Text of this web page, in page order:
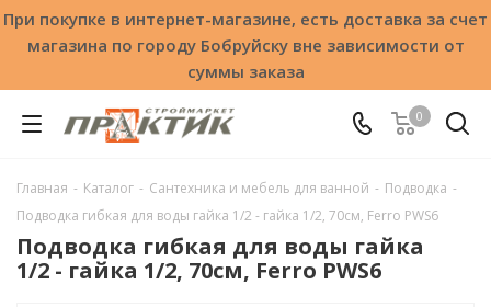
При покупке в интернет-магазине, есть доставка за счет
магазина по городу Бобруйску вне зависимости от
суммы заказа
0
Главная - Каталог - Сантехника и мебель для ванной - Подводка -
Подводка гибкая для воды гайка 1/2 - гайка 1/2, 70см, Ferro PWS6
Подводка гибкая для воды гайка
1/2 - гайка 1/2, 70см, Ferro PWS6